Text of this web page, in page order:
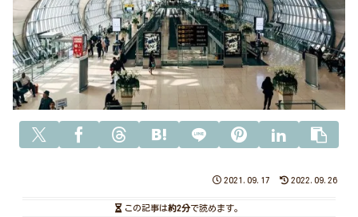
2021.09.17 2022.09.26
この記事は約2分で読めます。